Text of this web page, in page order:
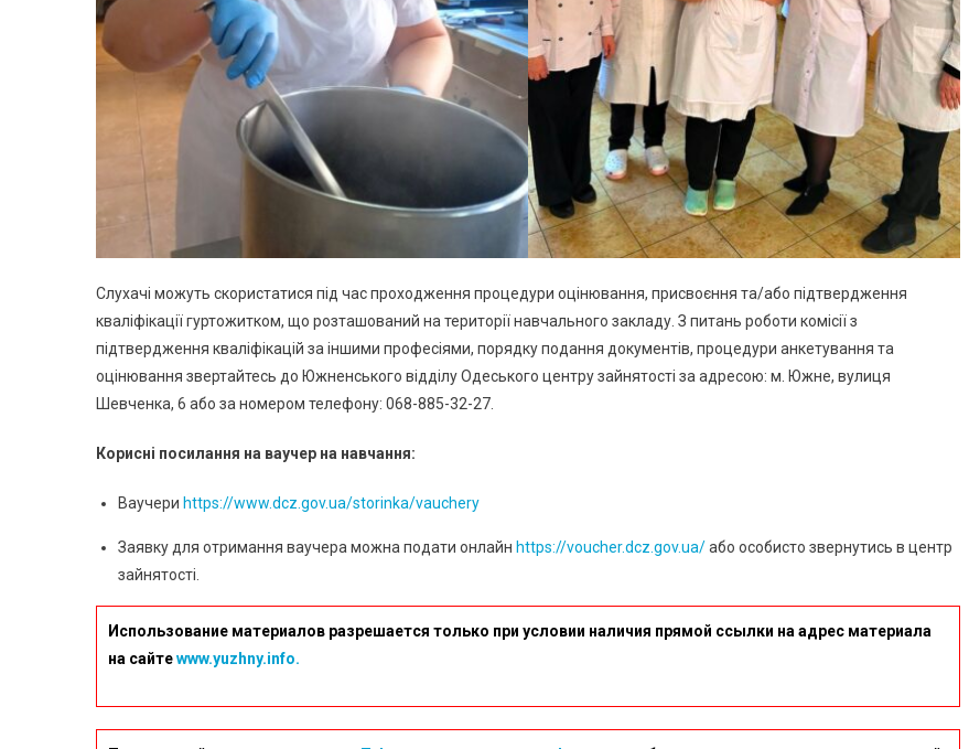
Слухачі можуть скористатися під час проходження процедури оцінювання, присвоєння та/або підтвердження
кваліфікації гуртожитком, що розташований на території навчального закладу. З питань роботи комісії з
підтвердження кваліфікацій за іншими професіями, порядку подання документів, процедури анкетування та
оцінювання звертайтесь до Южненського відділу Одеського центру зайнятості за адресою: м. Южне, вулиця
Шевченка, 6 або за номером телефону: 068-885-32-27.
Корисні посилання на ваучер на навчання:
Ваучери https://www.dcz.gov.ua/storinka/vauchery
Заявку для отримання ваучера можна подати онлайн https://voucher.dcz.gov.ua/або особисто звернутись в центр
зайнятості.
Использование материалов разрешается только при условии наличия прямой ссылки на адрес материала
на сайтеwww.yuzhny.info.